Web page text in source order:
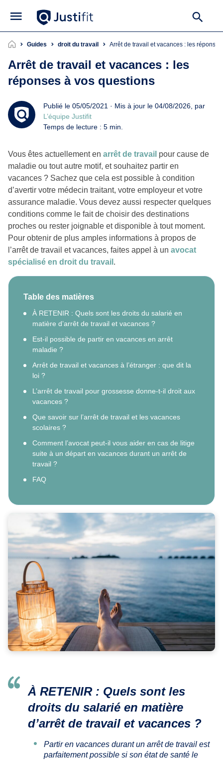
Guides droit du travail Arrêt de travail et vacances : les
Arrêt de travail et vacances : les
réponses à vos questions
Publié le 05/05/2021 · Mis à jour le 04/08/2026, par
L’équipe Justifit
Temps de lecture : 5 min.
Vous êtes actuellement en arrêt de travail pour cause de
maladie ou tout autre motif, et souhaitez partir en
vacances ? Sachez que cela est possible à condition
d’avertir votre médecin traitant, votre employeur et votre
assurance maladie. Vous devez aussi respecter quelques
conditions comme le fait de choisir des destinations
proches ou rester joignable et disponible à tout moment.
Pour obtenir de plus amples informations à propos de
l’arrêt de travail et vacances, faites appel à un avocat
spécialisé en droit du travail .
Table des matières
À RETENIR : Quels sont les droits du salarié en
matière d’arrêt de travail et vacances ?
Est-il possible de partir en vacances en arrêt
maladie ?
Arrêt de travail et vacances à l’étranger : que dit la
loi ?
L’arrêt de travail pour grossesse donne-t-il droit aux
vacances ?
Que savoir sur l’arrêt de travail et les vacances
scolaires ?
Comment l’avocat peut-il vous aider en cas de litige
suite à un départ en vacances durant un arrêt de
travail ?
FAQ
À RETENIR : Quels sont les
droits du salarié en matière
d’arrêt de travail et vacances ?
Partir en vacances durant un arrêt de travail est
parfaitement possible si son état de santé le